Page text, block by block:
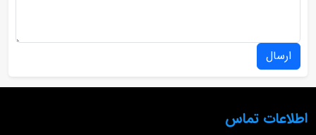
ارسال
اطلاعات تماس